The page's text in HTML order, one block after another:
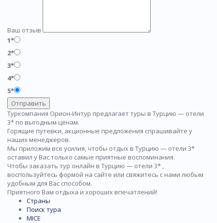
Ваш отзыв
1*
2*
3*
4*
5*
Отправить
Туркомпания Орион-Интур предлагает туры в Турцию — отели
3* по выгодным ценам.
Горящие путевки, акционные предложения спрашивайте у
наших менеджеров.
Мы приложим все усилия, чтобы отдых в Турцию — отели 3*
оставил у Вас только самые приятные воспоминания.
Чтобы заказать тур онлайн в Турцию — отели 3* ,
воспользуйтесь формой на сайте или свяжитесь с нами любым
удобным для Вас способом.
Приятного Вам отдыха и хороших впечатлений!
Страны
Поиск тура
MICE